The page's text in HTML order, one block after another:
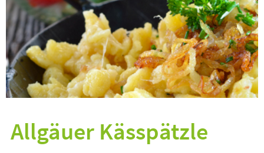
Allgäuer Kässpätzle